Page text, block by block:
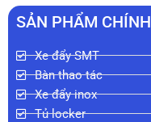
SẢN PHẨM CHÍNH
Xe đẩy SMT
Bàn thao tác
Xe đẩy inox
Tủ locker